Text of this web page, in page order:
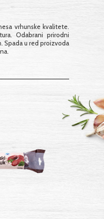
vrhunske kvalitete.
Odabrani prirodni
Spada u red proizvoda